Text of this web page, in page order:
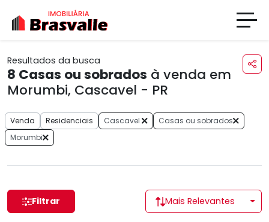
Resultados da busca
8 Casas ou sobrados à venda em
Morumbi, Cascavel - PR
Venda Residenciais Cascavel
Casas ou sobrados
Morumbi
Filtrar Mais Relevantes